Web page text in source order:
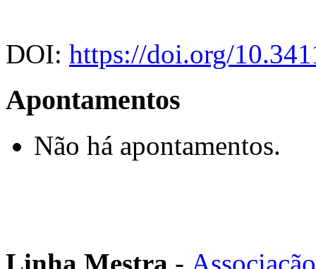
DOI: https://doi.org/
Apontamentos
Não há apontamentos.
Linha Mestra -